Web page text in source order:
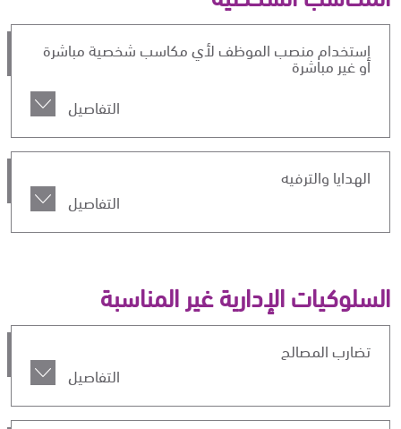
استخدام منصب الموظف لأي مكاسب شخصية مباشرة
أو غير مباشرة
التفاصيل
الهدايا والترفيه
التفاصيل
السلوكيات الإدارية غير المناسبة
تضارب المصالح
التفاصيل